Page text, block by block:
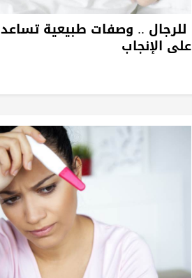
للرجال .. وصفات طبيعية تساعد
على الإنجاب